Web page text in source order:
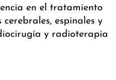
en el tratamiento
espinales y
y radioterapia